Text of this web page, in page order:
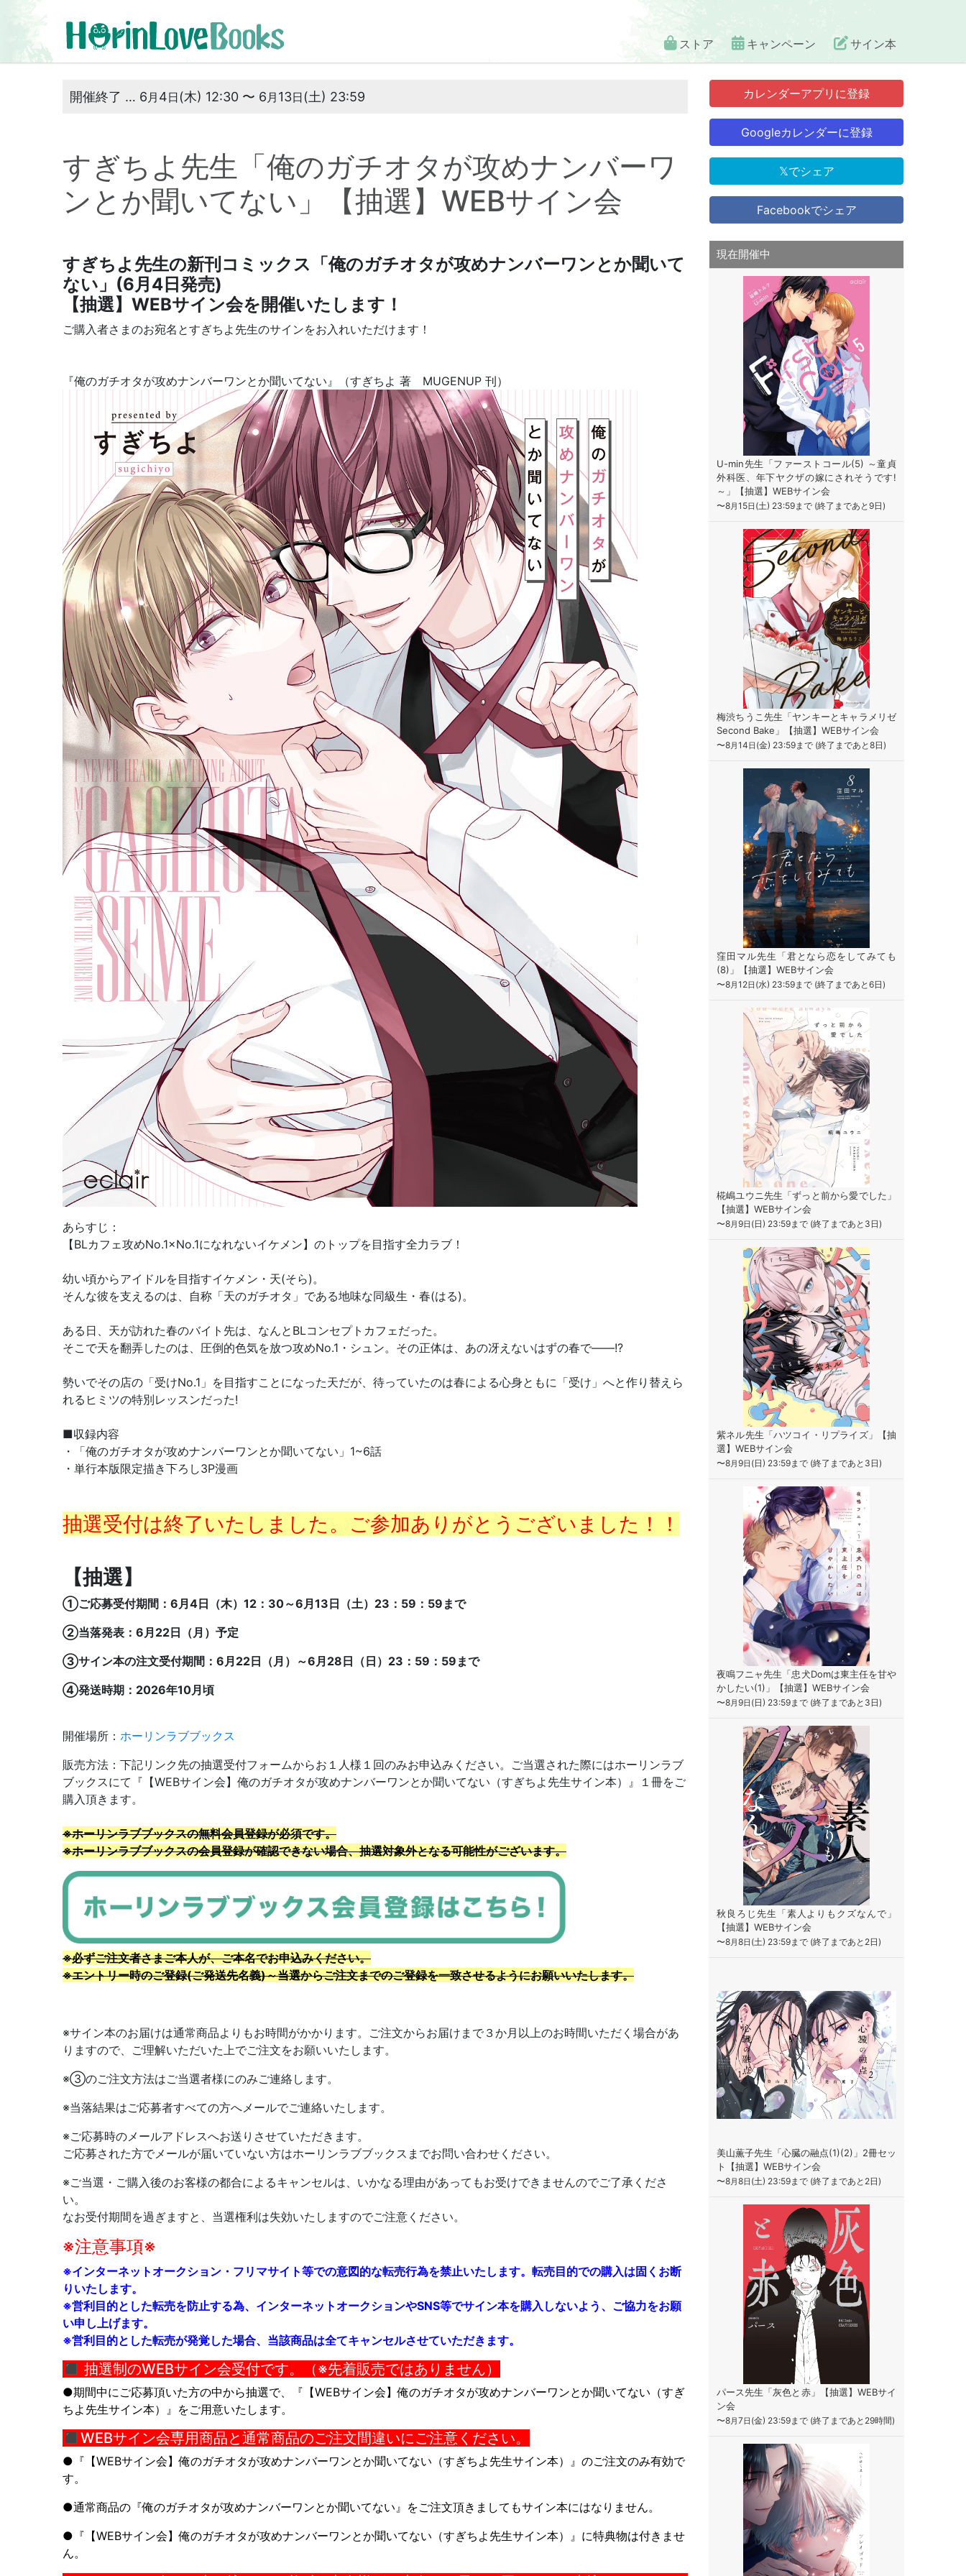
ストア キャンペーン サイン本
開催終了 … 6 月 4日 (木) 12:30 〜 6 月 13日 (土) 23:59
すぎちよ先生「俺のガチオタが攻めナンバーワ
ンとか聞いてない」【抽選】WEBサイン会
すぎちよ先生の新刊コミックス「俺のガチオタが攻めナンバーワンとか聞いて
ない 」(6月4日発売)
【抽選】WEBサイン会を開催いたします！
ご購入者さまのお宛名とすぎちよ先生のサインをお入れいただけます！
『俺のガチオタが攻めナンバーワンとか聞いてない 』（すぎちよ 著 MUGENUP 刊）
あらすじ：
【BLカフェ攻めNo.1×No.1になれないイケメン】のトップを目指す全力ラブ！
幼い頃からアイドルを目指すイケメン・天(そら)。
そんな彼を支えるのは、自称「天のガチオタ」である地味な同級生・春(はる)。
ある日、天が訪れた春のバイト先は、なんとBLコンセプトカフェだった。
そこで天を翻弄したのは、圧倒的色気を放つ攻めNo.1・シュン。その正体は、あの冴えないはずの春で――!?
勢いでその店の「受けNo.1」を目指すことになった天だが、待っていたのは春による心身ともに「受け」へと作り替えら
れるヒミツの特別レッスンだった!
■収録内容
・「俺のガチオタが攻めナンバーワンとか聞いてない」1~6話
・単行本版限定描き下ろし3P漫画
抽選受付は終了いたしました。ご参加ありがとうございました！！
【抽選】
①ご応募受付期間：6月4日（木）12：30～6月13日（土）23：59：59まで
②当落発表：6月22日（月）予定
③サイン本の注文受付期間：6月22日（月）～6月28日（日）23：59：59まで
④発送時期：2026年10月頃
開催場所： ホーリンラブブックス
販売方法：下記リンク先の抽選受付フォームからお１人様１回のみお申込みください。ご当選された際にはホーリンラブ
ブックスにて『【WEBサイン会】 俺のガチオタが攻めナンバーワンとか聞いてない （すぎちよ先生サイン本）』１冊をご
購入頂きます。
※ホーリンラブブックスの無料会員登録が必須です。
※ホーリンラブブックスの会員登録が確認できない場合、抽選対象外となる可能性がございます。
※必ずご注文者さまご本人が、ご本名でお申込みください。
※エントリー時のご登録(ご発送先名義)～当選からご注文までのご登録を一致させるようにお願いいたします。
※サイン本のお届けは通常商品よりもお時間がかかります。ご注文からお届けまで３か月以上のお時間いただく場合があ
りますので、ご理解いただいた上でご注文をお願いいたします。
※③のご注文方法はご当選者様にのみご連絡します。
※当落結果はご応募者すべての方へメールでご連絡いたします。
※ご応募時のメールアドレスへお送りさせていただきます。
ご応募された方でメールが届いていない方はホーリンラブブックスまでお問い合わせください。
※ご当選・ご購入後のお客様の都合によるキャンセルは、いかなる理由があってもお受けできませんのでご了承くださ
い。
なお受付期間を過ぎますと、当選権利は失効いたしますのでご注意ください。
※注意事項※
※インターネットオークション・フリマサイト等での意図的な転売行為を禁止いたします。転売目的での購入は固くお断
りいたします。
※営利目的とした転売を防止する為、インターネットオークションやSNS等でサイン本を購入しないよう、ご協力をお願
い申し上げます。
※営利目的とした転売が発覚した場合、当該商品は全てキャンセルさせていただきます。
◼︎ 抽選制のWEBサイン会受付です。（※先着販売ではありません）
●期間中にご応募頂いた方の中から抽選で、『【WEBサイン会】俺のガチオタが攻めナンバーワンとか聞いてない （すぎ
ちよ先生サイン本）』をご用意いたします。
◼︎WEBサイン会専用商品と通常商品のご注文間違いにご注意ください。
●『【WEBサイン会】俺のガチオタが攻めナンバーワンとか聞いてない （すぎちよ先生サイン本）』 のご注文のみ有効で
す。
●通常商品の『俺のガチオタが攻めナンバーワンとか聞いてない 』をご注文頂きましてもサイン本にはなりません。
●『【WEBサイン会】俺のガチオタが攻めナンバーワンとか聞いてない （すぎちよ先生サイン本）』に特典物は付きませ
ん。
カレンダーアプリに登録
Googleカレンダーに登録
𝕏でシェア
Facebookでシェア
現在開催中
U-min先生「ファーストコール(5) ～童貞
外科医、年下ヤクザの嫁にされそうです!
～」【抽選】WEBサイン会
〜8月15日 (土) 23:59まで (終了まであと9日)
梅渋ちうこ先生「ヤンキーとキャラメリゼ
Second Bake」【抽選】WEBサイン会
〜8月14日 (金) 23:59まで (終了まであと8日)
窪田マル先生「君となら恋をしてみても
(8)」【抽選】WEBサイン会
〜8月12日 (水) 23:59まで (終了まであと6日)
椛嶋ユウニ先生「ずっと前から愛でした」
【抽選】WEBサイン会
〜8月9日 (日) 23:59まで (終了まであと3日)
紫ネル先生「ハツコイ・リプライズ」【抽
選】WEBサイン会
〜8月9日 (日) 23:59まで (終了まであと3日)
夜鳴フニャ先生「忠犬Domは東主任を甘や
かしたい(1)」【抽選】WEBサイン会
〜8月9日 (日) 23:59まで (終了まであと3日)
秋良ろじ先生「素人よりもクズなんで」
【抽選】WEBサイン会
〜8月8日 (土) 23:59まで (終了まであと2日)
美山薫子先生「心臓の融点(1)(2)」2冊セッ
ト【抽選】WEBサイン会
〜8月8日 (土) 23:59まで (終了まであと2日)
パース先生「灰色と赤」【抽選】WEBサイ
ン会
〜8月7日 (金) 23:59まで (終了まであと29時間)